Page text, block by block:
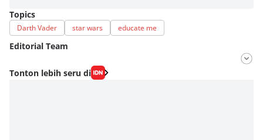
Topics
Darth Vader star wars educate me
Editorial Team
Editor
Fahrul Razi Uni Nurullah
Tonton lebih seru di